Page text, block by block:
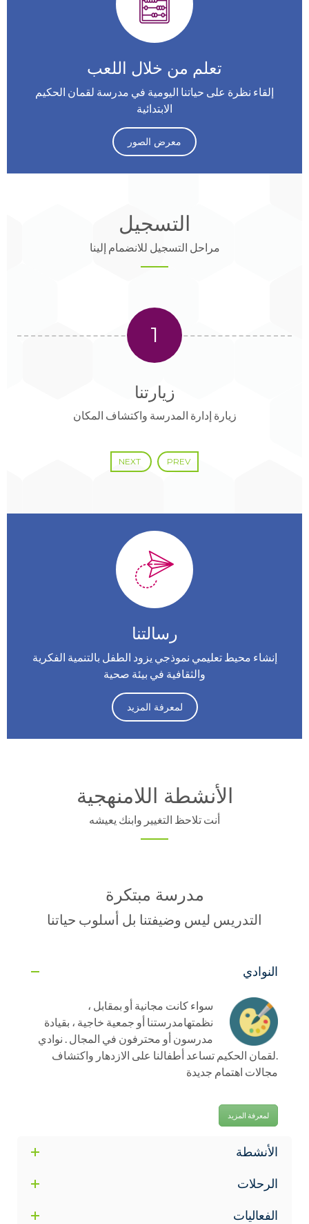
تعلم من خلال اللعب
إلقاء نظرة على حياتنا اليومية في مدرسة لقمان الحكيم
الابتدائية
معرض الصور
التسجيل
مراحل التسجيل للانضمام إلينا
1
زيارتنا
زيارة إدارة المدرسة واكتشاف المكان
PREV
NEXT
رسالتنا
إنشاء محيط تعليمي نموذجي يزود الطفل بالتنمية الفكرية
والثقافية في بيئة صحية
لمعرفة المزيد
الأنشطة اللامنهجية
أنت تلاحظ التغيير وابنك يعيشه
مدرسة مبتكرة
التدريس ليس وضيفتنا بل أسلوب حياتنا
النوادي
سواء كانت مجانية أو بمقابل ،
نظمتهامدرستنا أو جمعية خاجية ، بقيادة
مدرسون أو محترفون في المجال . نوادي
.لقمان الحكيم تساعد أطفالنا على الازدهار واكتشاف
مجالات اهتمام جديدة
لمعرفة المزيد
الأنشطة
الرحلات
الفعاليات